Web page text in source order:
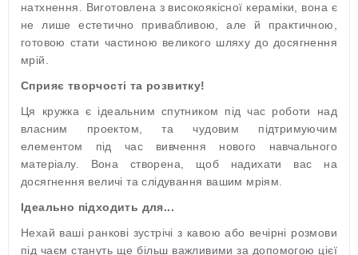
натхнення. Виготовлена з високоякісної кераміки, вона є
не лише естетично привабливою, але й практичною,
готовою стати частиною великого шляху до досягнення
мрій.
Сприяє творчості та розвитку!
Ця кружка є ідеальним спутником під час роботи над
власним проектом, та чудовим підтримуючим
елементом під час вивчення нового навчального
матеріалу. Вона створена, щоб надихати вас на
досягнення величі та слідування вашим мріям.
Ідеально підходить для...
Нехай ваші ранкові зустрічі з кавою або вечірні розмови
під чаєм стануть ще більш важливими за допомогою цієї